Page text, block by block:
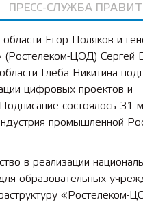
ПРЕСС-СЛУЖБА
Егор Поляков и
ЦОД) Сергей
Глеба Никитина
цифровых проектов и
состоялось 31
промышленной
в реализации
образовательных
«Ростелеком-